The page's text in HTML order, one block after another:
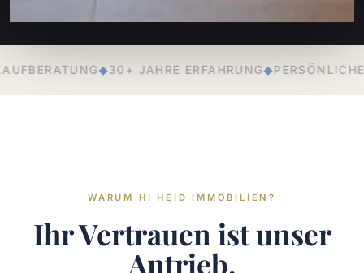
ERFAHRUNG◆PERSÖNLICHE BETREUUNG◆LOKALE
WARUM HI HEID IMMOBILIEN?
Ihr Vertrauen ist unser
Antrieb.